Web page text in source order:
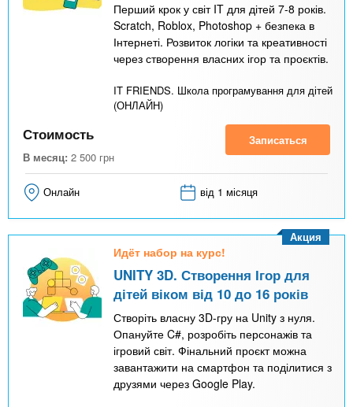
Перший крок у світ IT для дітей 7-8 років.
Scratch, Roblox, Photoshop + безпека в
Інтернеті. Розвиток логіки та креативності
через створення власних ігор та проєктів.
IT FRIENDS. Школа програмування для дітей
(ОНЛАЙН)
Стоимость
В месяц: 2 500 грн
Записаться
Онлайн від 1 місяця
Идёт набор на курс!
UNITY 3D. Створення Ігор для
дітей віком від 10 до 16 років
Створіть власну 3D-гру на Unity з нуля.
Опануйте C#, розробіть персонажів та
ігровий світ. Фінальний проєкт можна
завантажити на смартфон та поділитися з
друзями через Google Play.
Акция